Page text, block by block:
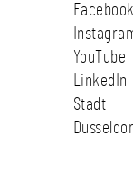
YouTube
LinkedIn
Stadt